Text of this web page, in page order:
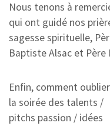
Nous tenons à
qui ont guidé nos
sagesse spirituelle,
Baptiste Alsac et Père
Enfin, comment oublier
la soirée des talents /
pitchs passion / idées